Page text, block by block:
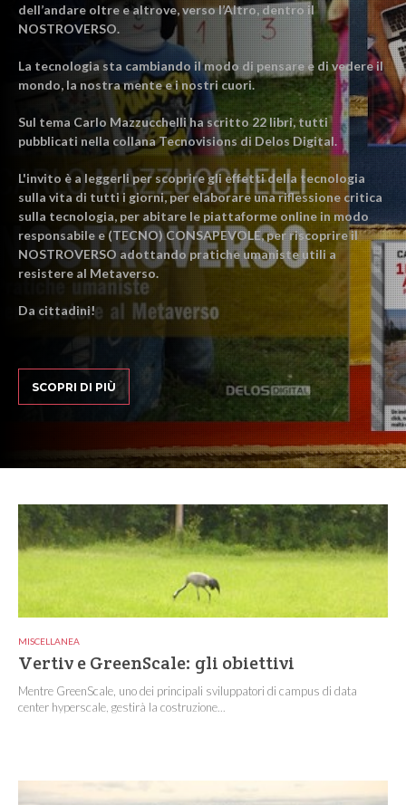
dell’andare oltre e altrove, verso l’Altro, dentro il
NOSTROVERSO.
La tecnologia sta cambiando il modo di pensare e di vedere il
mondo, la nostra mente e i nostri cuori.
Sul tema Carlo Mazzucchelli ha scritto 22 libri, tutti
pubblicati nella collana Tecnovisions di Delos Digital.
L'invito è a leggerli per scoprire gli effetti della tecnologia
sulla vita di tutti i giorni, per elaborare una riflessione critica
sulla tecnologia, per abitare le piattaforme online in modo
responsabile e (TECNO) CONSAPEVOLE, per riscoprire il
NOSTROVERSO adottando pratiche umaniste utili a
resistere al Metaverso.
Da cittadini!
SCOPRI DI PIÙ
MISCELLANEA
Vertiv e GreenScale: gli obiettivi
Mentre GreenScale, uno dei principali sviluppatori di campus di data
center hyperscale, gestirà la costruzione...